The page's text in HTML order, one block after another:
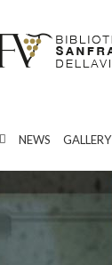
NEWS GALLERY